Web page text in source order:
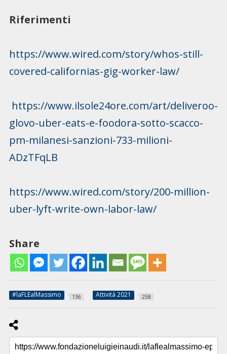
Riferimenti
https://www.wired.com/story/whos-still-
covered-californias-gig-worker-law/
https://www.ilsole24ore.com/art/deliveroo-
glovo-uber-eats-e-foodora-sotto-scacco-
pm-milanesi-sanzioni-733-milioni-
ADzTFqLB
https://www.wired.com/story/200-million-
uber-lyft-write-own-labor-law/
Share
#laFLEalMassimo 136 Attività 2021 258